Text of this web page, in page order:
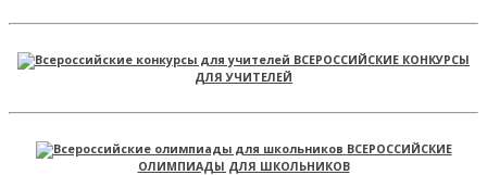
ВСЕРОССИЙСКИЕ КОНКУРСЫ
ДЛЯ УЧИТЕЛЕЙ
ВСЕРОССИЙСКИЕ
ОЛИМПИАДЫ ДЛЯ ШКОЛЬНИКОВ